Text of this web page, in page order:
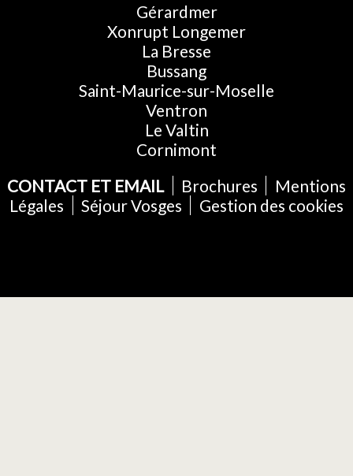
Gérardmer
Xonrupt Longemer
La Bresse
Bussang
Saint-Maurice-sur-Moselle
Ventron
Le Valtin
Cornimont
CONTACT ET EMAIL
Brochures
Mentions
Légales
Séjour Vosges Gestion des cookies